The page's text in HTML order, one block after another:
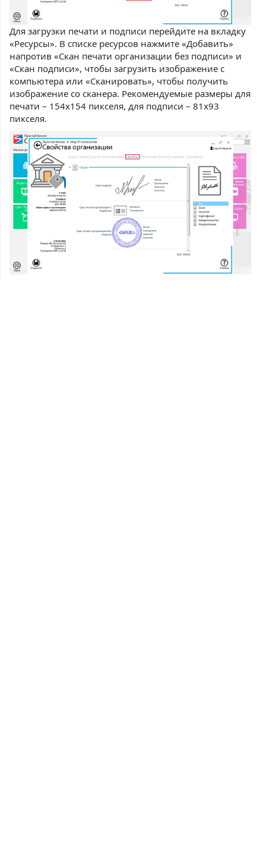
Для загрузки печати и подписи перейдите на вкладку
«Ресурсы». В списке ресурсов нажмите «Добавить»
напротив «Скан печати организации без подписи» и
«Скан подписи», чтобы загрузить изображение с
компьютера или «Сканировать», чтобы получить
изображение со сканера. Рекомендуемые размеры для
печати – 154х154 пикселя, для подписи – 81х93
пикселя.